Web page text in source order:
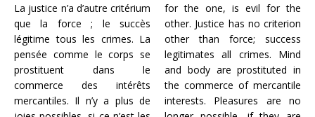
La justice n’a d’autre critérium
que la force ; le succès
légitime tous les crimes. La
pensée comme le corps se
prostituent dans le
commerce des intérêts
mercantiles. Il n’y a plus de
for the one, is evil for the
other. Justice has no criterion
other than force; success
legitimates all crimes. Mind
and body are prostituted in
the commerce of mercantile
interests. Pleasures are no